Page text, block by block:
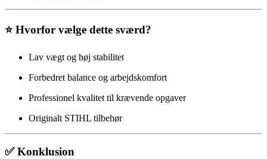
⭐ Hvorfor vælge dette sværd?
Lav vægt og høj stabilitet
Forbedret balance og arbejdskomfort
Professionel kvalitet til krævende opgaver
Originalt STIHL tilbehør
✅ Konklusion